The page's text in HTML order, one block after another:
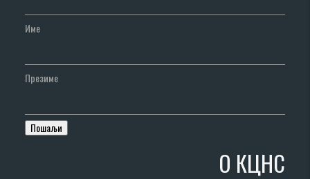
Име
Презиме
О КЦНС